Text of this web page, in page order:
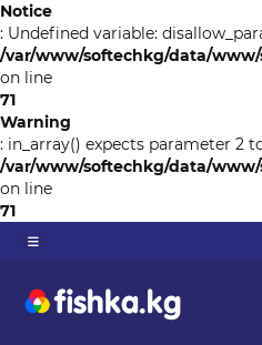
Notice
: Undefined variable:
/var/www/softechkg/data/
on line
71
Warning
: in_array() expects parameter 2
/var/www/softechkg/data/
on line
71